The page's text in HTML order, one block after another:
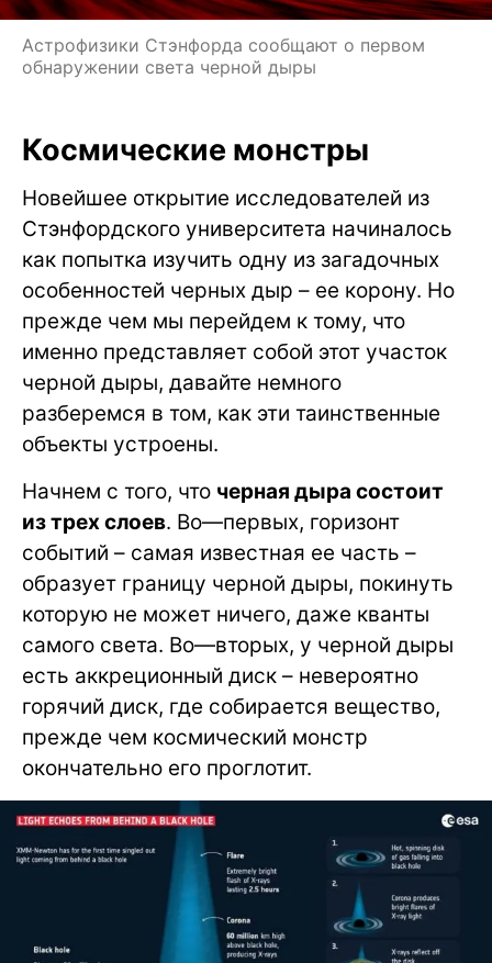
Астрофизики Стэнфорда сообщают о первом
обнаружении света черной дыры
Космические монстры
Новейшее открытие исследователей из
Стэнфордского университета начиналось
как попытка изучить одну из загадочных
особенностей черных дыр – ее корону. Но
прежде чем мы перейдем к тому, что
именно представляет собой этот участок
черной дыры, давайте немного
разберемся в том, как эти таинственные
объекты устроены.
Начнем с того, что черная дыра состоит
из трех слоев. Во—первых, горизонт
событий – самая известная ее часть –
образует границу черной дыры, покинуть
которую не может ничего, даже кванты
самого света. Во—вторых, у черной дыры
есть аккреционный диск – невероятно
горячий диск, где собирается вещество,
прежде чем космический монстр
окончательно его проглотит.